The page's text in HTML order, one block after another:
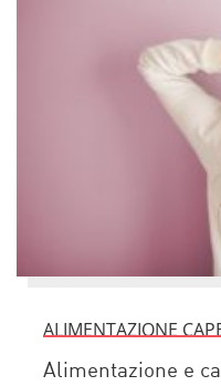
ALIMENTAZIONE
Alimentazione e